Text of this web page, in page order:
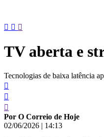
Pular
conteúdo
TV aberta e
Tecnologias de baixa latência
Por O Correio de Hoje
02/06/2026 | 14:13